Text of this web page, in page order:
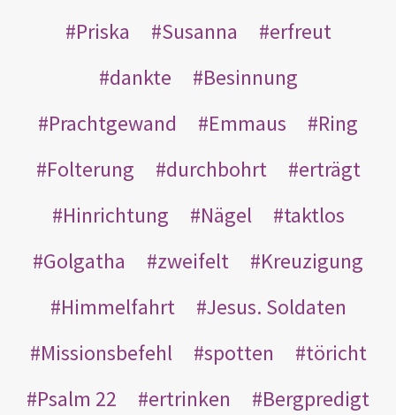
Priska
Susanna
erfreut
dankte
Besinnung
Prachtgewand
Emmaus
Ring
Folterung
durchbohrt
erträgt
Hinrichtung
Nägel
taktlos
Golgatha
zweifelt
Kreuzigung
Himmelfahrt
Jesus. Soldaten
Missionsbefehl
spotten
töricht
Psalm 22
ertrinken
Bergpredigt